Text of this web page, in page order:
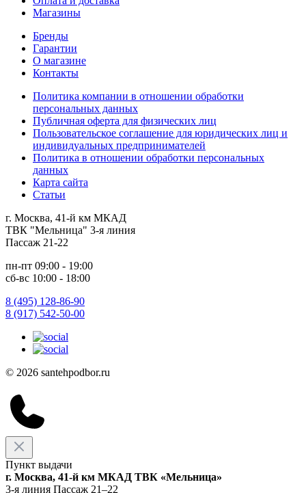
Магазины
Бренды
Гарантии
О магазине
Контакты
Политика компании в отношении обработки
персональных данных
Публичная оферта для физических лиц
Пользовательское соглашение для юридических лиц и
индивидуальных предпринимателей
Политика в отношении обработки персональных
данных
Карта сайта
Статьи
г. Москва, 41-й км МКАД
ТВК "Мельница" 3-я линия
Пассаж 21-22
пн-пт 09:00 - 19:00
сб-вс 10:00 - 18:00
8 (495) 128-86-90
8 (917) 542-50-00
© 2026 santehpodbor.ru
Пункт выдачи
г. Москва, 41-й км МКАД ТВК «Мельница»
3-я линия Пассаж 21–22